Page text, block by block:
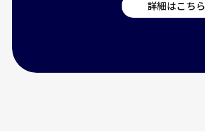
詳細はこちら